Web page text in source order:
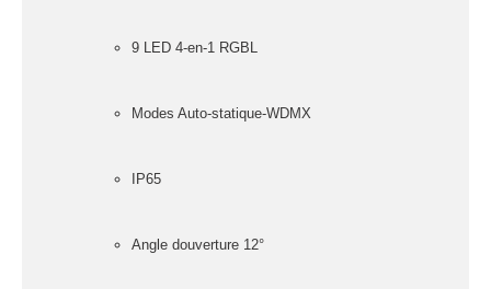
MACHINE À EFFETS
brouillard
confetti
étincelles froide
9 LED 4-en-1 RGBL
Modes Auto-statique-WDMX
IP65
Angle douverture 12°